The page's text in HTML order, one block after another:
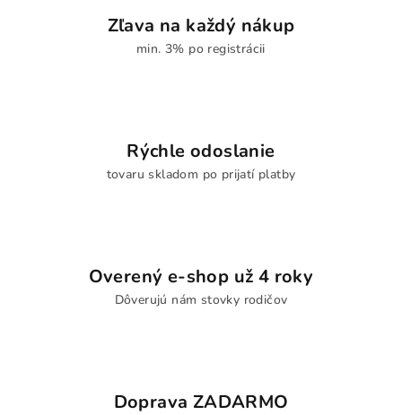
Zľava na každý nákup
min. 3% po registrácii
Rýchle odoslanie
tovaru skladom po prijatí platby
Overený e-shop už 4 roky
Dôverujú nám stovky rodičov
Doprava ZADARMO